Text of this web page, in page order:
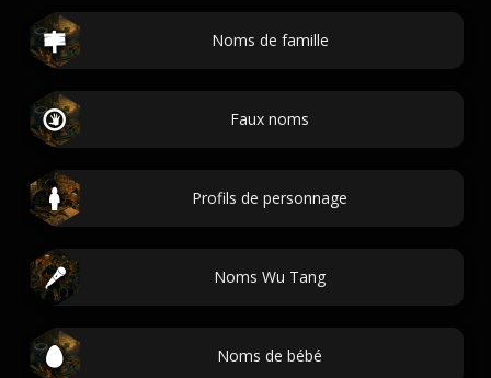
Noms de famille
Faux noms
Profils de personnage
Noms Wu Tang
Noms de bébé